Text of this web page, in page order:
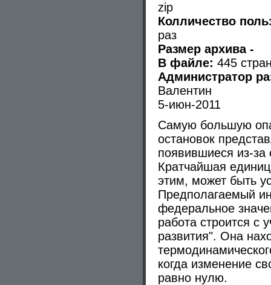
zip
Колличество
раз
Размер архива -
В файле: 445
Администратор
Валентин
5-июн-2011
Самую большую
остановок
появившиеся из-за
Кратчайшая
этим, может быть
Предполагаемый
федеральное
работа строится с
развития". Она
когда изменение
равно нулю.